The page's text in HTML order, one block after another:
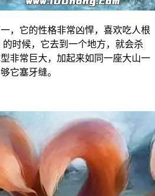
，它的性格非常凶悍，喜欢吃人根
时候，它去到一个地方，就会杀
非常巨大，加起来如同一座大山一
它塞牙缝。